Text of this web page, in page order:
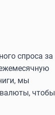
спроса за
мы
чтобы